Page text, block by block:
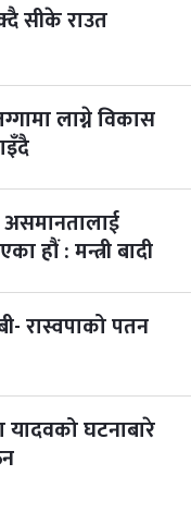
सीके राउत
लाग्ने विकास
हौं : मन्त्री बादी
रास्वपाको पतन
यादवको घटनाबारे